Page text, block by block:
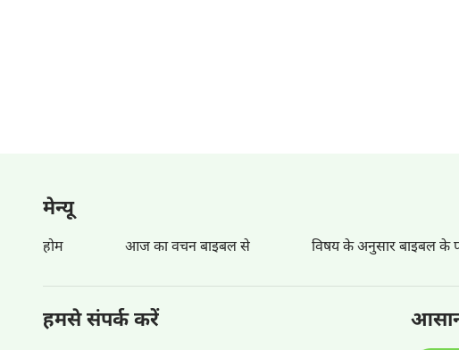
मेन्‍यू
होम आज का वचन बाइबल से विषय के अनुसार बाइबल के
हमसे संपर्क करें